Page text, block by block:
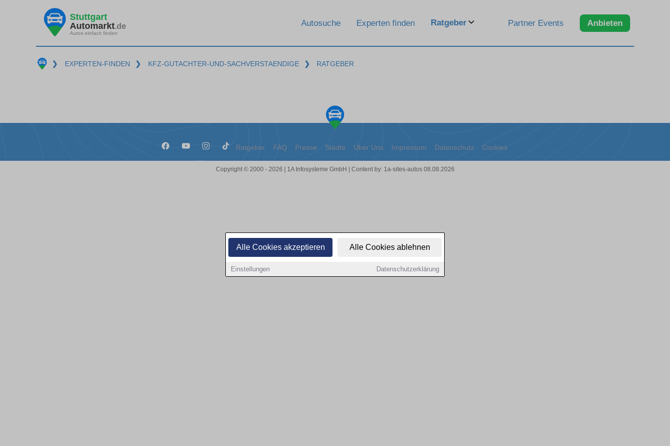
Alle Cookies akzeptieren Alle Cookies ablehnen
Einstellungen Datenschutzerklärung
Stuttgart
Automarkt.de
Autos einfach finden
Autosuche Experten finden Ratgeber Partner Events Anbieten
❯ EXPERTEN-FINDEN ❯ KFZ-GUTACHTER-UND-SACHVERSTAENDIGE ❯ RATGEBER
Ratgeber FAQ Presse Städte Über Uns Impressum Datenschutz Cookies
Copyright © 2000 - 2026 | 1A Infosysteme GmbH | Content by: 1a-sites-autos 08.08.2026